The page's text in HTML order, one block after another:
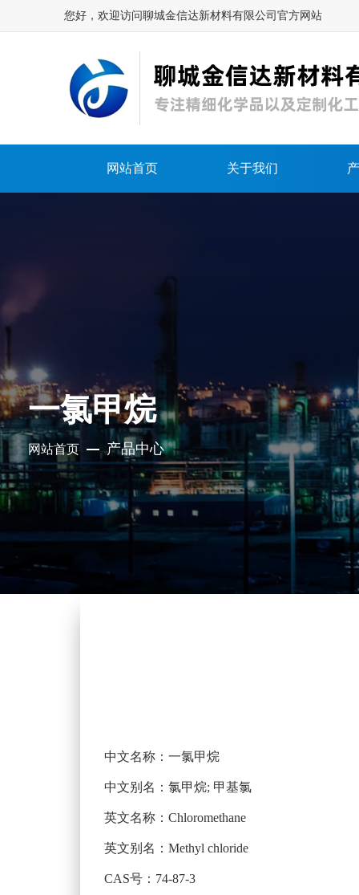
您好，欢迎访问聊城金信达新材料有限公司官方网站
网站首页 关于我们
一氯甲烷
网站首页 产品中心
中文名称：一氯甲烷
中文别名：氯甲烷; 甲基氯
英文名称：Chloromethane
英文别名：Methyl chloride
CAS号：74-87-3